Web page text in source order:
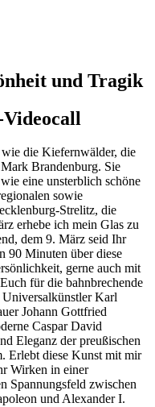
und Tragik
die Kiefernwälder, die
Brandenburg. Sie
eine unsterblich schöne
sowie
Strelitz, die
erhebe ich mein Glas zu
dem 9. März seid Ihr
90 Minuten über diese
gerne auch mit
für die bahnbrechende
Karl
Johann Gottfried
Caspar David
Eleganz der preußischen
Erlebt diese Kunst mit mir
Wirken in einer
Spannungsfeld zwischen
und Alexander I.